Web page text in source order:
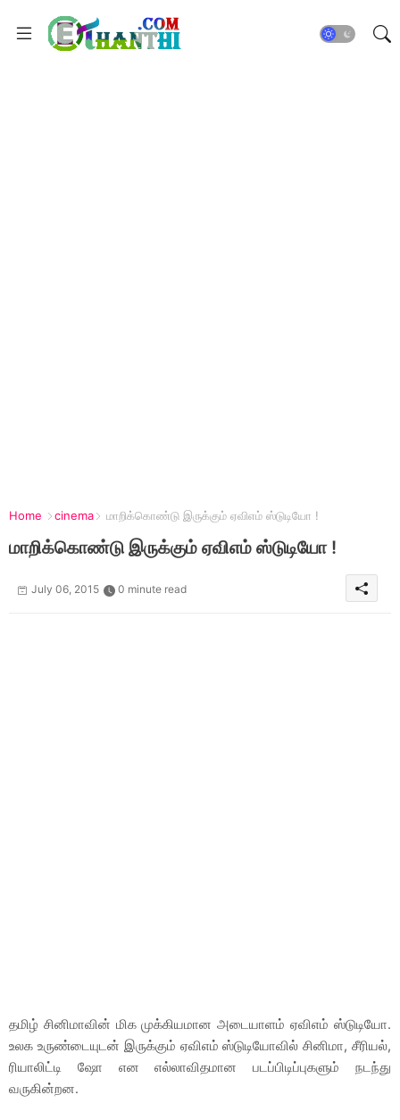
Home cinema மாறிக்கொண்டு இருக்கும் ஏவிஎம் ஸ்டுடியோ !
மாறிக்கொண்டு இருக்கும் ஏவிஎம் ஸ்டுடியோ !
July 06, 2015 0 minute read
தமிழ் சினிமாவின் மிக முக்கியமான அடையாளம் ஏவிஎம் ஸ்டுடியோ.
உலக உருண்டையுடன் இருக்கும் ஏவிஎம் ஸ்டுடியோவில் சினிமா, சீரியல்,
ரியாலிட்டி ஷோ என எல்லாவிதமான படப்பிடிப்புகளும் நடந்து
வருகின்றன.